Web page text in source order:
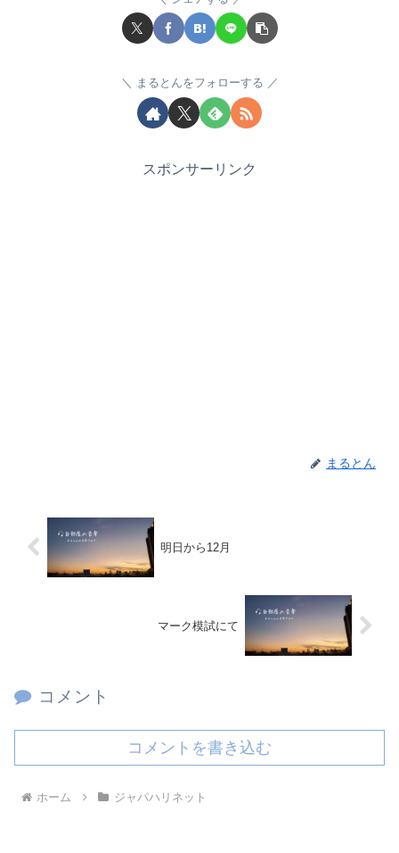
まるとんをフォローする
スポンサーリンク
まるとん
明日から12月
マーク模試にて
コメント
コメントを書き込む
ホーム ジャパハリネット